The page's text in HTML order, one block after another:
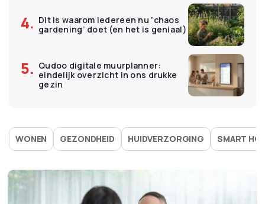
Dit is waarom iedereen nu ‘chaos
gardening’ doet (en het is geniaal)
Qudoo digitale muurplanner:
eindelijk overzicht in ons drukke
gezin
WONEN GEZONDHEID HUIDVERZORGING SMART